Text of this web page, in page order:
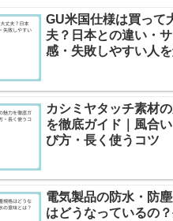
GU米国仕様は買って
夫？日本との違い・
感・失敗しやすい人
カシミヤタッチ素材
を徹底ガイド｜風合
び方・長く使うコツ
電気製品の防水・防
はどうなっているの